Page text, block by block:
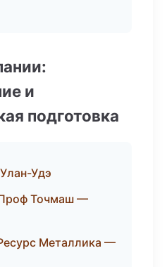
и
подготовка
Удэ
Точмаш —
Металлика —